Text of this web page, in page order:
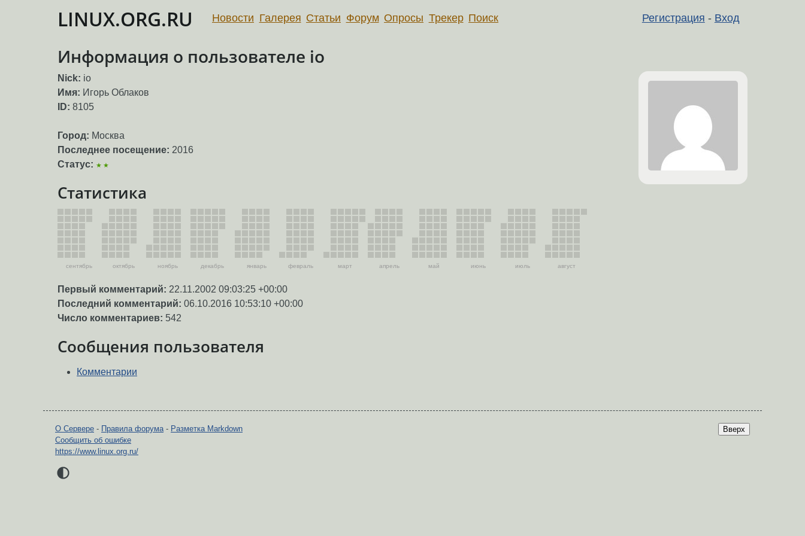
LINUX.ORG.RU Регистрация - Вход
Новости Галерея Статьи Форум Опросы Трекер Поиск
Информация о пользователе io
Nick: io
Имя: Игорь Облаков
ID: 8105
Город: Москва
Последнее посещение: 2016
Статус: ★★
Статистика
сентябрь октябрь ноябрь декабрь январь февраль март апрель май июнь июль август
Первый комментарий: 22.11.2002 09:03:25 +00:00
Последний комментарий: 06.10.2016 10:53:10 +00:00
Число комментариев: 542
Сообщения пользователя
Комментарии
Вверх
О Сервере - Правила форума- Разметка Markdown
Сообщить об ошибке
https://www.linux.org.ru/